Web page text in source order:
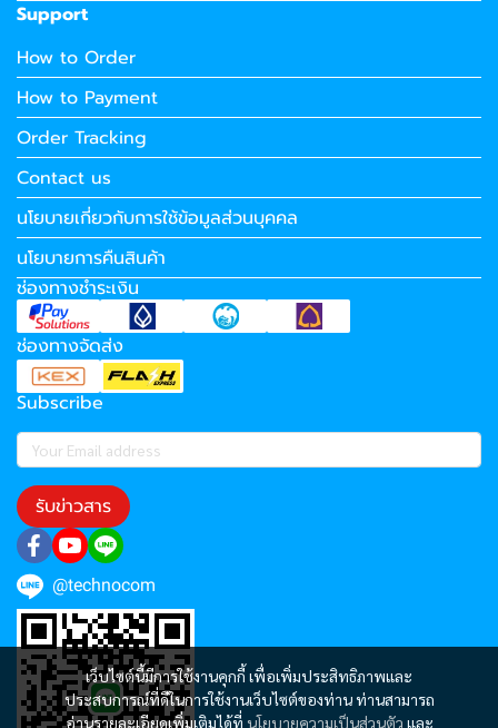
เว็บไซต์นี้มีการใช้งานคุกกี้ เพื่อเพิ่มประสิทธิภาพและ
ประสบการณ์ที่ดีในการใช้งานเว็บไซต์ของท่าน ท่านสามารถ
อ่านรายละเอียดเพิ่มเติมได้ที่ นโยบายความเป็นส่วนตัว และ
Support
How to Order
How to Payment
Order Tracking
Contact us
นโยบายเกี่ยวกับการใช้ข้อมูลส่วนบุคคล
นโยบายการคืนสินค้า
ช่องทางชำระเงิน
ช่องทางจัดส่ง
Subscribe
รับข่าวสาร
@technocom